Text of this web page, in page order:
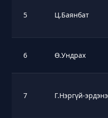
5 Ц.Баянбат
6 Ө.Ундрах
7 Г.Нэргүй-эрдэнэ